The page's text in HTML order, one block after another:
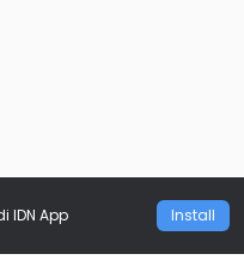
IDN App Install